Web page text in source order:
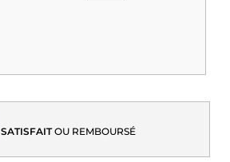
SATISFAITOU REMBOURSÉ